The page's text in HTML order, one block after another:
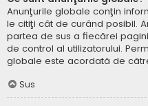
Anunţurile globale conţin
le citiţi cât de curând posibil.
partea de sus a fiecărei
de control al utilizatorului.
globale este acordată de
Sus